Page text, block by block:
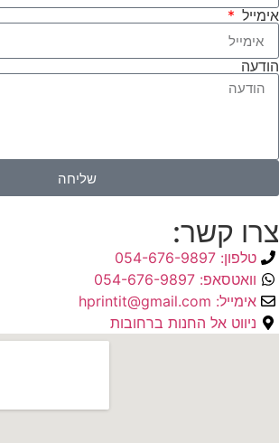
אימייל
הודעה
שליחה
צרו קשר:
טלפון: 054-676-9897
וואטסאפ: 054-676-9897
אימייל: hprintit@gmail.com
ניווט אל החנות ברחובות